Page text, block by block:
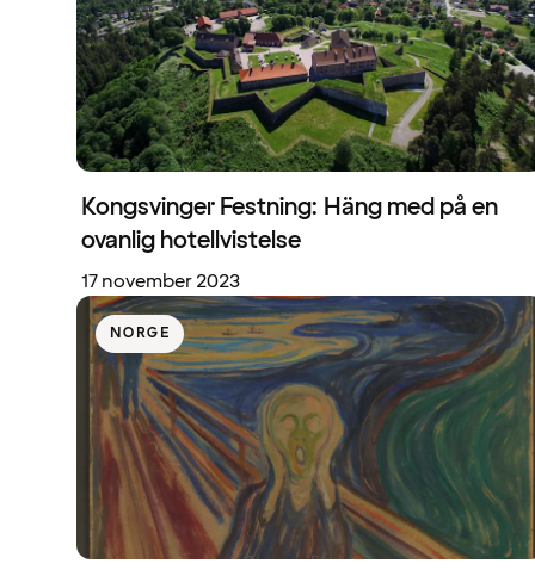
Kongsvinger Festning: Häng med på en
ovanlig hotellvistelse
17 november 2023
NORGE